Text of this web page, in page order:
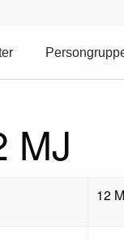
MJ
12